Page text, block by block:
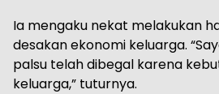
Ia mengaku nekat melakukan
desakan ekonomi keluarga.
palsu telah dibegal karena
keluarga,” tuturnya.